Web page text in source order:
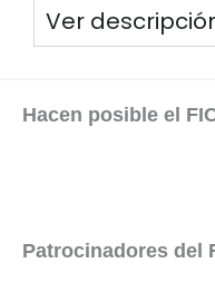
Ver
Hacen posible el
Patrocinadores del